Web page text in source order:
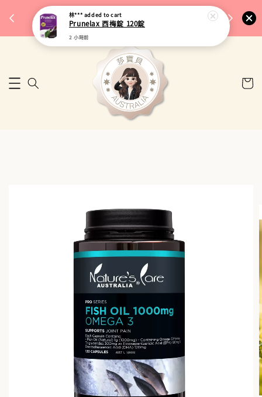
🎉 77購物節｜保健品滿額最低 91 折
來去逛逛
🚚 台
林*** added to cart
Prunelax 西梅錠 120錠
2 小時前